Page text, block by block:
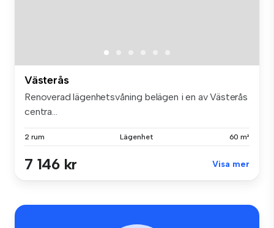
Västerås
Renoverad lägenhetsvåning belägen i en av Västerås
centra...
2 rum Lägenhet 60 m²
7 146 kr Visa mer